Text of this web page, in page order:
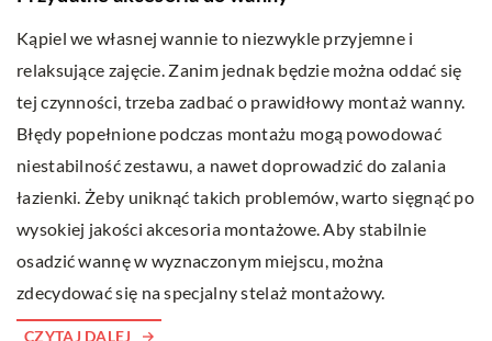
Kąpiel we własnej wannie to niezwykle przyjemne i
relaksujące zajęcie. Zanim jednak będzie można oddać się
tej czynności, trzeba zadbać o prawidłowy montaż wanny.
Błędy popełnione podczas montażu mogą powodować
niestabilność zestawu, a nawet doprowadzić do zalania
łazienki. Żeby uniknąć takich problemów, warto sięgnąć po
wysokiej jakości akcesoria montażowe. Aby stabilnie
osadzić wannę w wyznaczonym miejscu, można
zdecydować się na specjalny stelaż montażowy.
CZYTAJ DALEJ